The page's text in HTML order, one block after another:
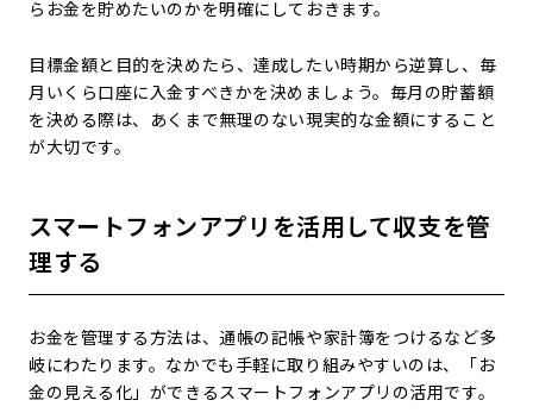
らお金を貯めたいのかを明確にしておきます。
目標金額と目的を決めたら、達成したい時期から逆算し、毎
月いくら口座に入金すべきかを決めましょう。毎月の貯蓄額
を決める際は、あくまで無理のない現実的な金額にすること
が大切です。
スマートフォンアプリを活用して収支を管
理する
お金を管理する方法は、通帳の記帳や家計簿をつけるなど多
岐にわたります。なかでも手軽に取り組みやすいのは、「お
金の見える化」ができるスマートフォンアプリの活用です。